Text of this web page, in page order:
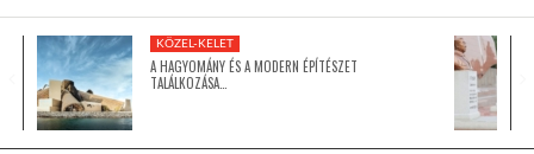
ÁZSIA
KÖZEL-KELET
A HAGYOMÁNY ÉS A MODERN ÉPÍTÉSZET
TALÁLKOZÁSA…